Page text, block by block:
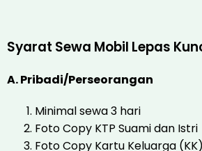
Syarat Sewa Mobil Lepas
A. Pribadi/Perseorangan
Minimal sewa 3 hari
Foto Copy KTP Suami dan Istri
Foto Copy Kartu Keluarga (KK)